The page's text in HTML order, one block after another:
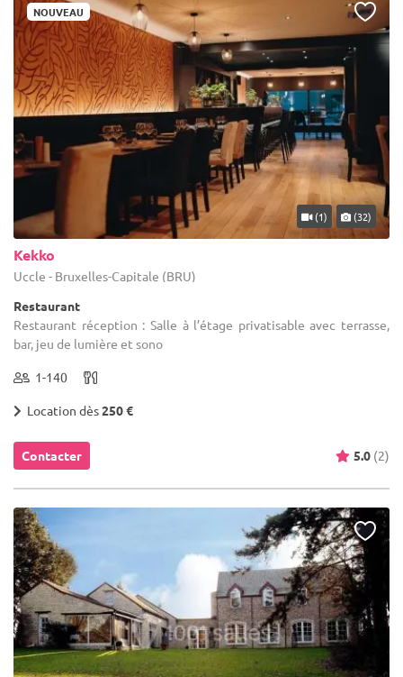
NOUVEAU
(1) (32)
Kekko
Uccle - Bruxelles-Capitale (BRU)
Restaurant
Restaurant réception : Salle à l’étage privatisable avec terrasse,
bar, jeu de lumière et sono
1-140
Location dès250 €
Contacter 5.0 (2)